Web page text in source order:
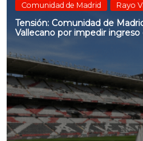
Comunidad de Madrid Rayo
Tensión: Comunidad de
Vallecano por impedir ingreso